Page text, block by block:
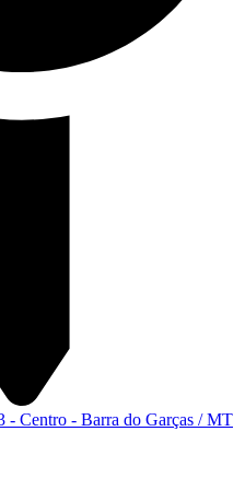
- Centro - Barra do Garças / MT